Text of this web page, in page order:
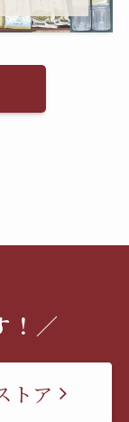
！／
トア